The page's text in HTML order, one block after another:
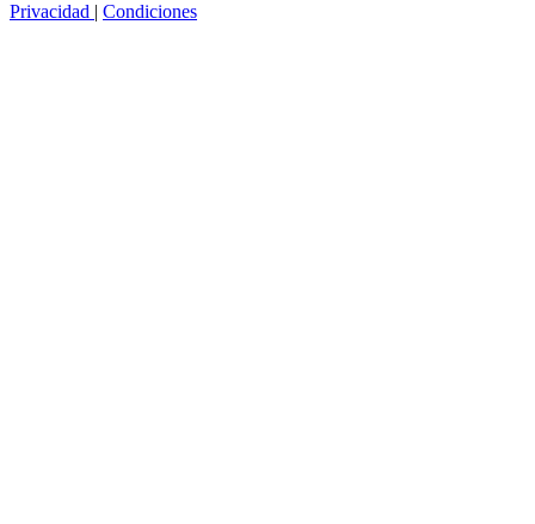
Privacidad | Condiciones